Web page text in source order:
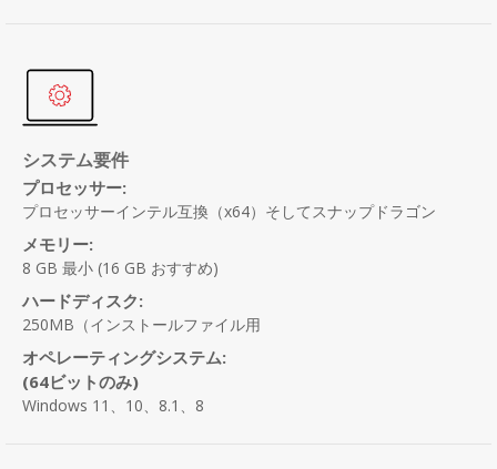
システム要件
プロセッサー:
プロセッサーインテル互換（x64）そしてスナップドラゴン
メモリー:
8 GB 最小(16 GB おすすめ)
ハードディスク:
250MB（インストールファイル用
オペレーティングシステム:
(64ビットのみ)
Windows 11、10、8.1、8